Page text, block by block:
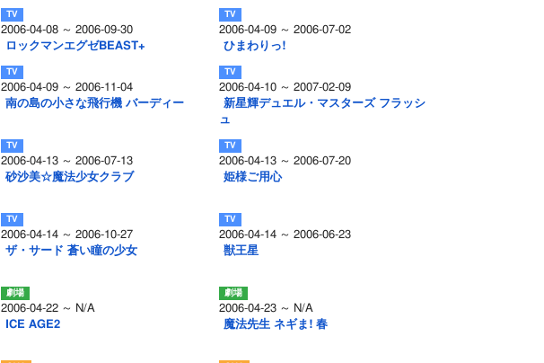
2006-04-08 ～ 2006-09-30
ロックマンエグゼBEAST+
2006-04-09 ～ 2006-07-02
ひまわりっ!
2006-04-09 ～ 2006-11-04
南の島の小さな飛行機 バーディー
2006-04-10 ～ 2007-02-09
新星輝デュエル・マスターズ フラッシ
ュ
2006-04-13 ～ 2006-07-13
砂沙美☆魔法少女クラブ
2006-04-13 ～ 2006-07-20
姫様ご用心
2006-04-14 ～ 2006-10-27
ザ・サード 蒼い瞳の少女
2006-04-14 ～ 2006-06-23
獣王星
2006-04-22 ～ N/A
ICE AGE2
2006-04-23 ～ N/A
魔法先生 ネギま! 春